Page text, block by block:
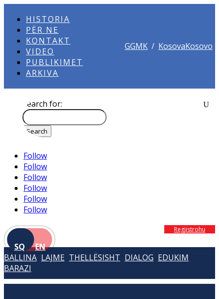
HISTORIA
PËR NE
KONTAKT
VIDEO
PUBLIKIMET
ARKIVA
GGMK / KosovaKosovo
Search for:
Follow
Follow
Follow
Follow
Follow
Follow
SQ EN
Regjistrohu
BALLINA LAJME THELLËSISHT DIALOG EDUKIM
BARAZI